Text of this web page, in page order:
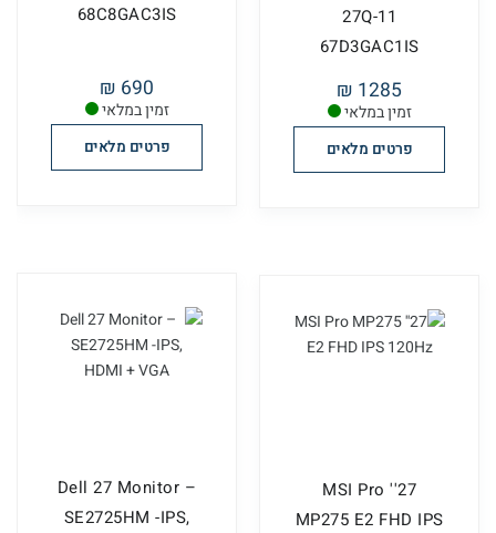
זמין במלאי
68C8GAC3IS
690 ₪
פרטים מלאים
זמין במלאי
27Q-11
67D3GAC1IS
1285 ₪
פרטים מלאים
Dell 27 Monitor –
SE2725HM -IPS,
27'' MSI Pro
MP275 E2 FHD IPS